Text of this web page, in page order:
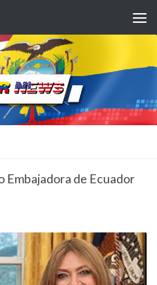
Embajadora de Ecuador